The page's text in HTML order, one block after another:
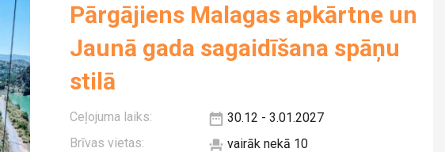
Pārgājiens Malagas apkārtne un
Jaunā gada sagaidīšana spāņu
stilā
Ceļojuma laiks:
30.12 - 3.01.2027
Brīvas vietas:
vairāk nekā 10